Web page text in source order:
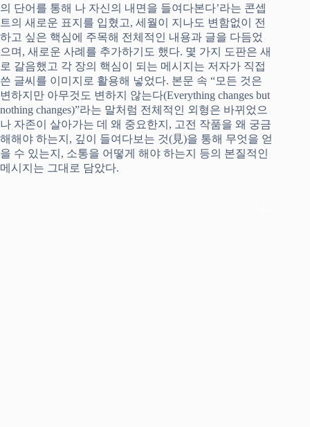
의 단어를 통해 나 자신의 내면을 들여다본다’라는 콘셉
트의 새로운 표지를 입혔고, 세월이 지나도 변함없이 전
하고 싶은 핵심에 주목해 전체적인 내용과 글을 다듬었
으며, 새로운 사례를 추가하기도 했다. 몇 가지 도판은 새
로 갈음했고 각 장의 핵심이 되는 메시지는 저자가 직접
쓴 글씨를 이미지로 활용해 넣었다. 본문 속 “모든 것은
변하지만 아무것도 변하지 않는다(Everything changes but
nothing changes)”라는 말처럼 전체적인 외형은 바뀌었으
나 자존이 살아가는 데 왜 중요한지, 고전 작품을 왜 궁금
해해야 하는지, 깊이 들여다보는 것(見)을 통해 무엇을 얻
을 수 있는지, 소통을 어떻게 해야 하는지 등의 본질적인
메시지는 그대로 담았다.